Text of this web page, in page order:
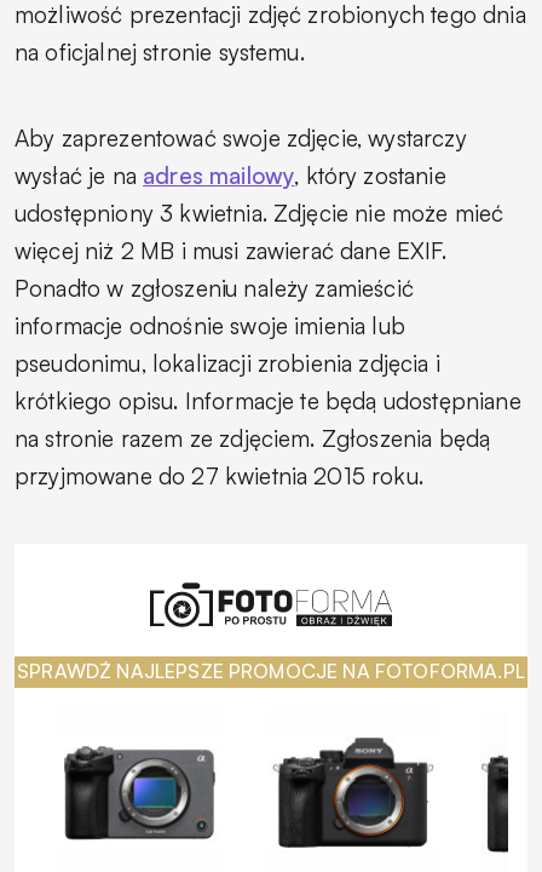
możliwość prezentacji zdjęć zrobionych tego dnia
na oficjalnej stronie systemu.
Aby zaprezentować swoje zdjęcie, wystarczy
wysłać je na adres mailowy, który zostanie
udostępniony 3 kwietnia. Zdjęcie nie może mieć
więcej niż 2 MB i musi zawierać dane EXIF.
Ponadto w zgłoszeniu należy zamieścić
informacje odnośnie swoje imienia lub
pseudonimu, lokalizacji zrobienia zdjęcia i
krótkiego opisu. Informacje te będą udostępniane
na stronie razem ze zdjęciem. Zgłoszenia będą
przyjmowane do 27 kwietnia 2015 roku.
SPRAWDŹ NAJLEPSZE PROMOCJE NA FOTOFORMA.PL